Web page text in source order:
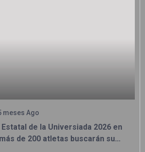
meses Ago
de la Universiada 2026 en
de 200 atletas buscarán su